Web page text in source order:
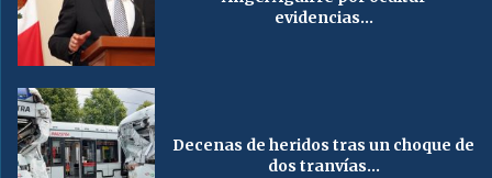
evidencias...
Decenas de heridos tras un choque de
dos tranvías...